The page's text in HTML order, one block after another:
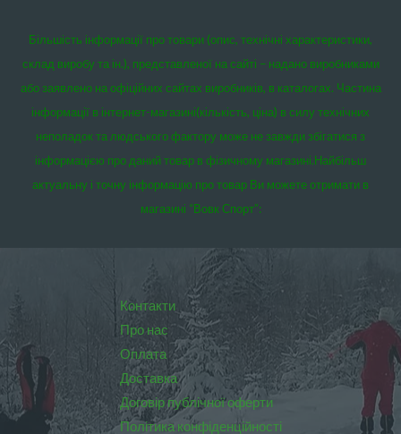
Більшість інформації про товари (опис, технічні характеристики,
склад виробу та ін.), представленої на сайті – надано виробниками
або заявлено на офіційних сайтах виробників, в каталогах. Частина
інформації в інтернет-магазині(кількість, ціна) в силу технічних
неполадок та людського фактору може не завжди збігатися з
інформацією про даний товар в фізичному магазині.Найбільш
актуальну і точну інформацію про товар Ви можете отримати в
магазині “Вовк Спорт”:
Контакти
Про нас
Оплата
Доставка
Договір публічної оферти
Політика конфіденційності